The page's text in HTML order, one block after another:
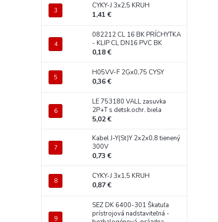
CYKY-J 3x2,5 KRUH
1,41 €
082212 CL 16 BK PRÍCHYTKA
- KLIP CL DN16 PVC BK
0,18 €
H05VV-F 2Gx0,75 CYSY
0,36 €
LE 753180 VALL zasuvka
2P+T s detsk.ochr. biela
5,02 €
Kabel J-Y(St)Y 2x2x0,8 tienený
300V
0,73 €
CYKY-J 3x1,5 KRUH
0,87 €
SEZ DK 6400-301 Škatuľa
prístrojová nadstaviteľná -